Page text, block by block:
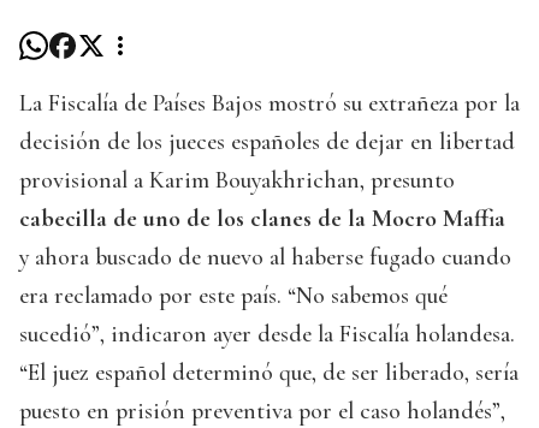
La Fiscalía de Países Bajos mostró su extrañeza por la
decisión de los jueces españoles de dejar en libertad
provisional a Karim Bouyakhrichan, presunto
cabecilla de uno de los clanes de la Mocro Maffia
y ahora buscado de nuevo al haberse fugado cuando
era reclamado por este país. “No sabemos qué
sucedió”, indicaron ayer desde la Fiscalía holandesa.
“El juez español determinó que, de ser liberado, sería
puesto en prisión preventiva por el caso holandés”,